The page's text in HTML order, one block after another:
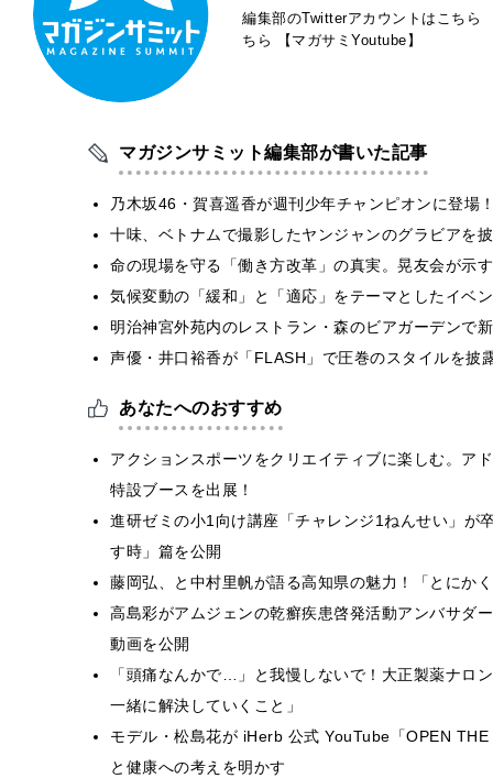
編集部のTwitterアカウントはこちら
ちら
【マガサミYoutube】
マガジンサミット編集部が書いた記事
乃木坂46・賀喜遥香が週刊少年チャンピオンに登
十味、ベトナムで撮影したヤンジャンのグラビアを
命の現場を守る「働き方改革」の真実。晃友会が示
気候変動の「緩和」と「適応」をテーマとしたイベ
明治神宮外苑内のレストラン・森のビアガーデンで
声優・井口裕香が「FLASH」で圧巻のスタイルを
あなたへのおすすめ
アクションスポーツをクリエイティブに楽しむ。ア
特設ブースを出展！
進研ゼミの小1向け講座「チャレンジ1ねんせい」が
す時」篇を公開
藤岡弘、と中村里帆が語る高知県の魅力！「とにか
高島彩がアムジェンの乾癬疾患啓発活動アンバサダ
動画を公開
「頭痛なんかで…」と我慢しないで！大正製薬ナロ
一緒に解決していくこと」
モデル・松島花が iHerb 公式 YouTube「OPEN
と健康への考えを明かす